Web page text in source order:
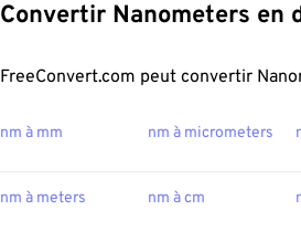
Convertir Nanometers en
FreeConvert.com peut convertir
nm à mm nm à micrometers
nm à meters nm à cm